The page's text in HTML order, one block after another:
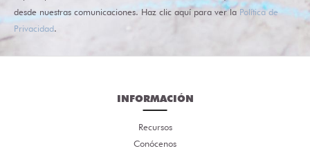
desde nuestras comunicaciones. Haz clic aquí para ver la Política de
Privacidad.
INFORMACIÓN
Recursos
Conócenos